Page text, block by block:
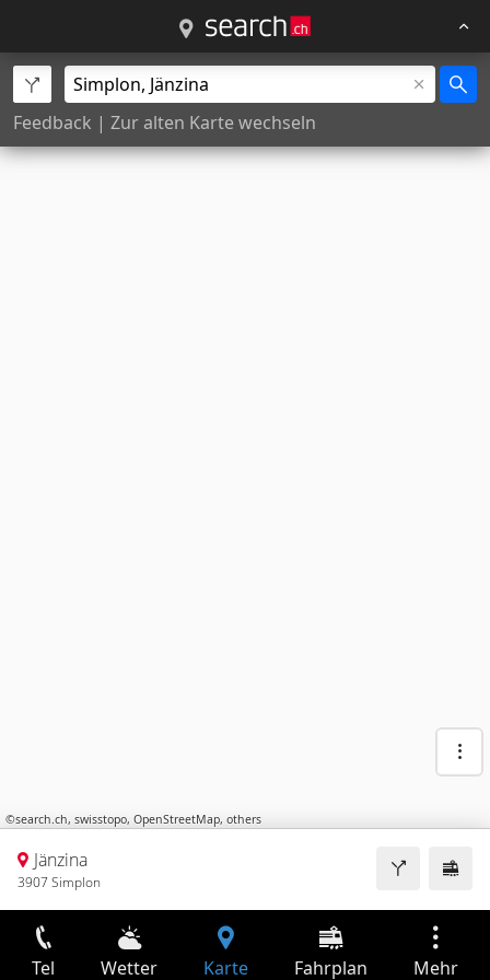
Feedback | Zur alten Karte wechseln
©search.ch, swisstopo, OpenStreetMap, others
Jänzina
3907 Simplon
Tel Wetter Karte Fahrplan Mehr